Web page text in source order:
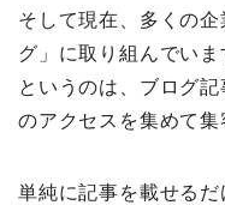
そして現在、多くの
グ」に取り組んでい
というのは、ブログ
のアクセスを集めて集
単純に記事を載せる